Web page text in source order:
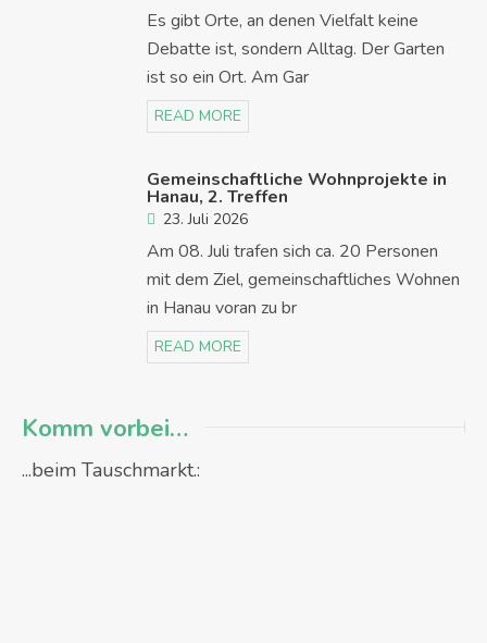
Es gibt Orte, an denen Vielfalt keine
Debatte ist, sondern Alltag. Der Garten
ist so ein Ort. Am Gar
READ MORE
Gemeinschaftliche Wohnprojekte in
Hanau, 2. Treffen
23. Juli 2026
Am 08. Juli trafen sich ca. 20 Personen
mit dem Ziel, gemeinschaftliches Wohnen
in Hanau voran zu br
READ MORE
Komm vorbei…
...beim Tauschmarkt.: